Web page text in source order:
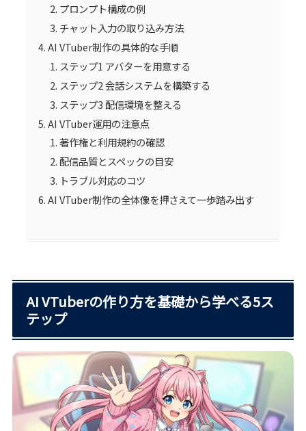
プロンプト構成の例
チャット入力の取り込み方法
AI VTuber制作の具体的な手順
ステップ1 アバターを用意する
ステップ2 会話システムを構築する
ステップ3 配信環境を整える
AI VTuber運用の注意点
著作権と利用規約の確認
配信品質とスペックの目安
トラブル対応のコツ
AI VTuber制作の全体像を押さえて一歩踏み出す
AI VTuberの作り方を基礎から学べる5ス
テップ